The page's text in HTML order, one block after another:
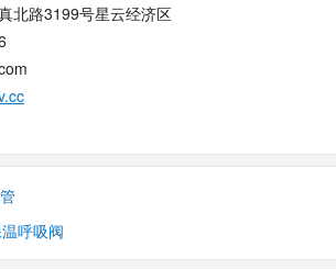
北路3199号星云经济区
呼吸阀